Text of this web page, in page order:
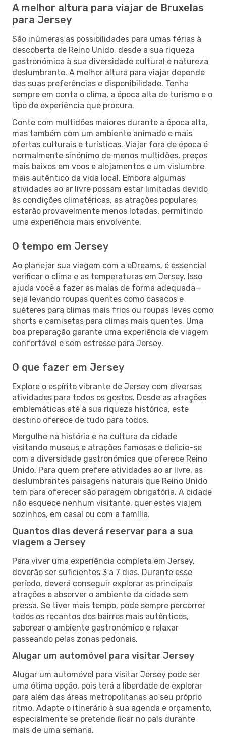
A melhor altura para viajar de Bruxelas
para Jersey
São inúmeras as possibilidades para umas férias à
descoberta de Reino Unido, desde a sua riqueza
gastronómica à sua diversidade cultural e natureza
deslumbrante. A melhor altura para viajar depende
das suas preferências e disponibilidade. Tenha
sempre em conta o clima, a época alta de turismo e o
tipo de experiência que procura.
Conte com multidões maiores durante a época alta,
mas também com um ambiente animado e mais
ofertas culturais e turísticas. Viajar fora de época é
normalmente sinónimo de menos multidões, preços
mais baixos em voos e alojamentos e um vislumbre
mais autêntico da vida local. Embora algumas
atividades ao ar livre possam estar limitadas devido
às condições climatéricas, as atrações populares
estarão provavelmente menos lotadas, permitindo
uma experiência mais envolvente.
O tempo em Jersey
Ao planejar sua viagem com a eDreams, é essencial
verificar o clima e as temperaturas em Jersey. Isso
ajuda você a fazer as malas de forma adequada—
seja levando roupas quentes como casacos e
suéteres para climas mais frios ou roupas leves como
shorts e camisetas para climas mais quentes. Uma
boa preparação garante uma experiência de viagem
confortável e sem estresse para Jersey.
O que fazer em Jersey
Explore o espírito vibrante de Jersey com diversas
atividades para todos os gostos. Desde as atrações
emblemáticas até à sua riqueza histórica, este
destino oferece de tudo para todos.
Mergulhe na história e na cultura da cidade
visitando museus e atrações famosas e delicie-se
com a diversidade gastronómica que oferece Reino
Unido. Para quem prefere atividades ao ar livre, as
deslumbrantes paisagens naturais que Reino Unido
tem para oferecer são paragem obrigatória. A cidade
não esquece nenhum visitante, quer estes viajem
sozinhos, em casal ou com a família.
Quantos dias deverá reservar para a sua
viagem a Jersey
Para viver uma experiência completa em Jersey,
deverão ser suficientes 3 a 7 dias. Durante esse
período, deverá conseguir explorar as principais
atrações e absorver o ambiente da cidade sem
pressa. Se tiver mais tempo, pode sempre percorrer
todos os recantos dos bairros mais autênticos,
saborear o ambiente gastronómico e relaxar
passeando pelas zonas pedonais.
Alugar um automóvel para visitar Jersey
Alugar um automóvel para visitar Jersey pode ser
uma ótima opção, pois terá a liberdade de explorar
para além das áreas metropolitanas ao seu próprio
ritmo. Adapte o itinerário à sua agenda e orçamento,
especialmente se pretende ficar no país durante
mais de uma semana.